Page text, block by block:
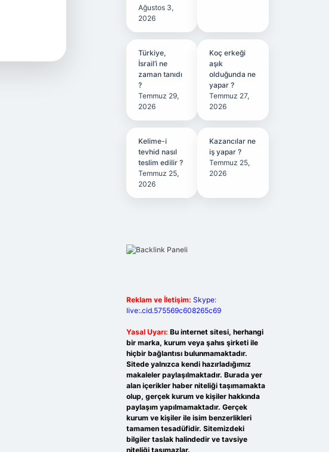
Ağustos 3,
2026
Türkiye,
İsrail’i ne
zaman tanıdı
?
Temmuz 29,
2026
Koç erkeği
aşık
olduğunda ne
yapar ?
Temmuz 27,
2026
Kelime-i
tevhid nasıl
teslim edilir ?
Temmuz 25,
2026
Kazancılar ne
iş yapar ?
Temmuz 25,
2026
Reklam ve İletişim: Skype:
live:.cid.575569c608265c69
Yasal Uyarı: Bu internet sitesi, herhangi
bir marka, kurum veya şahıs şirketi ile
hiçbir bağlantısı bulunmamaktadır.
Sitede yalnızca kendi hazırladığımız
makaleler paylaşılmaktadır. Burada yer
alan içerikler haber niteliği taşımamakta
olup, gerçek kurum ve kişiler hakkında
paylaşım yapılmamaktadır. Gerçek
kurum ve kişiler ile isim benzerlikleri
tamamen tesadüfidir. Sitemizdeki
bilgiler taslak halindedir ve tavsiye
niteliği taşımazlar.